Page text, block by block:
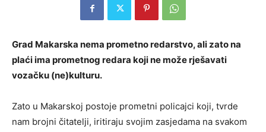
Grad Makarska nema prometno redarstvo, ali zato na
plaći ima prometnog redara koji ne može rješavati
vozačku (ne)kulturu.
Zato u Makarskoj postoje prometni policajci koji, tvrde
nam brojni čitatelji, iritiraju svojim zasjedama na svakom